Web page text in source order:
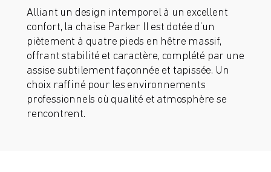
Alliant un design intemporel à un excellent
confort, la chaise Parker II est dotée d’un
piètement à quatre pieds en hêtre massif,
offrant stabilité et caractère, complété par une
assise subtilement façonnée et tapissée. Un
choix raffiné pour les environnements
professionnels où qualité et atmosphère se
rencontrent.